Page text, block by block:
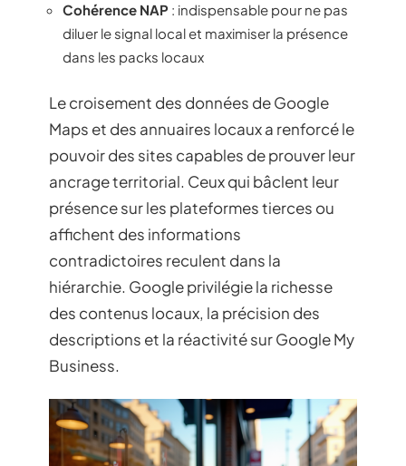
Cohérence NAP : indispensable pour ne pas
diluer le signal local et maximiser la présence
dans les packs locaux
Le croisement des données de Google
Maps et des annuaires locaux a renforcé le
pouvoir des sites capables de prouver leur
ancrage territorial. Ceux qui bâclent leur
présence sur les plateformes tierces ou
affichent des informations
contradictoires reculent dans la
hiérarchie. Google privilégie la richesse
des contenus locaux, la précision des
descriptions et la réactivité sur Google My
Business.